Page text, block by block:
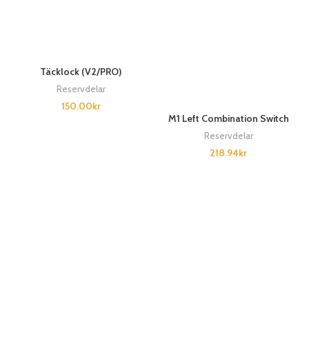
Täcklock (V2/PRO)
Reservdelar
150.00kr
M1 Left Combination Switch
Reservdelar
218.94kr